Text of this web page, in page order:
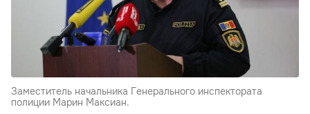
Заместитель начальника Генерального инспектората
полиции Марин Максиан.